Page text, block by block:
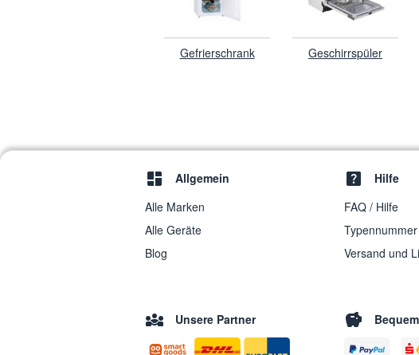
Gefrierschrank Geschirrspüler
Allgemein
Alle Marken
Alle Geräte
Blog
Hilfe
FAQ / Hilfe
Versand und
Unsere Partner